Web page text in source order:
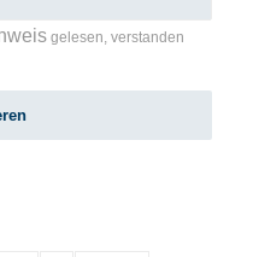
gelesen, verstanden